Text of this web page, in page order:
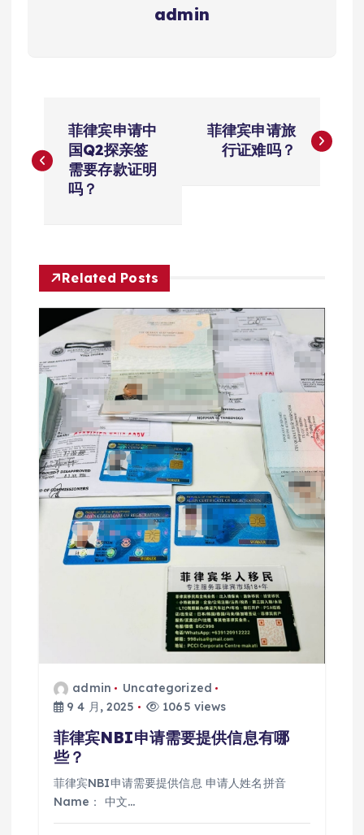
admin
章
菲律宾申请中
国Q2探亲签
需要存款证明
吗？
菲律宾申请旅
行证难吗？
Related Posts
admin
Uncategorized
9 4 月, 2025
1065 views
菲律宾NBI申请需要提供信息有哪
些？
菲律宾NBI申请需要提供信息 申请人姓名拼音
Name： 中文…